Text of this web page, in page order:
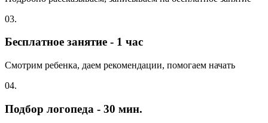
03.
Бесплатное занятие - 1 час
Смотрим ребенка, даем рекомендации, помогаем начать
04.
Подбор логопеда - 30 мин.